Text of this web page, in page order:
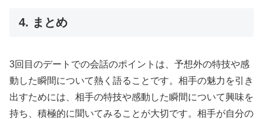
4. まとめ
3回目のデートでの会話のポイントは、予想外の特技や感
動した瞬間について熱く語ることです。相手の魅力を引き
出すためには、相手の特技や感動した瞬間について興味を
持ち、積極的に聞いてみることが大切です。相手が自分の